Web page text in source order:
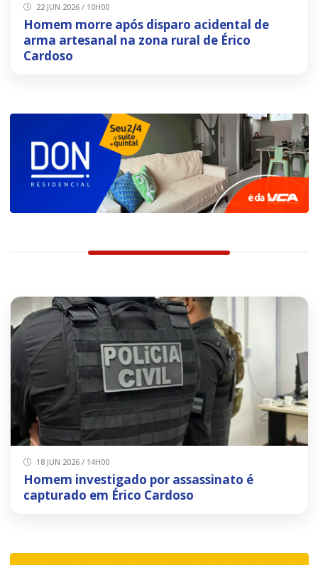
22 JUN 2026 / 10H00
Homem morre após disparo acidental de
arma artesanal na zona rural de Érico
Cardoso
18 JUN 2026 / 14H00
Homem investigado por assassinato é
capturado em Érico Cardoso